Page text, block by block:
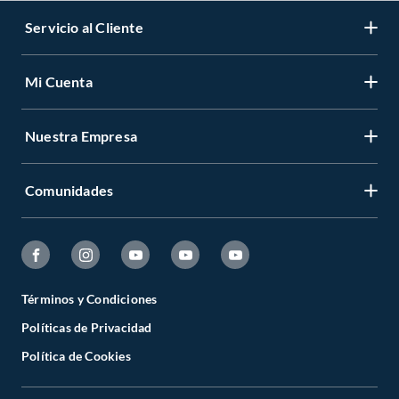
Servicio al Cliente
Mi Cuenta
Nuestra Empresa
Comunidades
Términos y Condiciones
Políticas de Privacidad
Política de Cookies